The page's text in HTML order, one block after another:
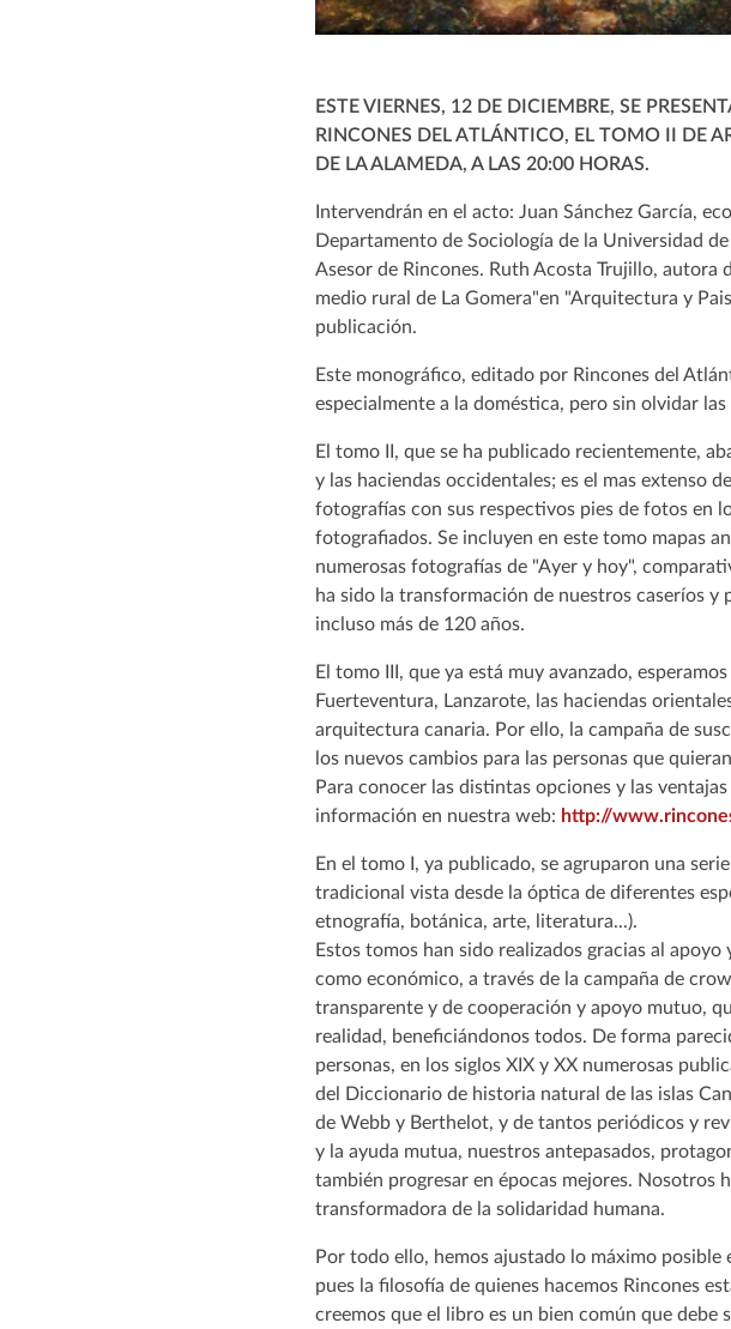
ESTE VIERNES, 12 DE DICIEMBRE, SE
RINCONES DEL ATLÁNTICO, EL TOMO II DE
DE LA ALAMEDA, A LAS 20:00 HORAS.
Intervendrán en el acto: Juan Sánchez García,
Departamento de Sociología de la Universidad
Asesor de Rincones. Ruth Acosta Trujillo,
medio rural de La Gomera"en "Arquitectura y
publicación.
Este monográfico, editado por Rincones del
especialmente a la doméstica, pero sin olvidar
El tomo II, que se ha publicado recientemente,
y las haciendas occidentales; es el mas extenso
fotografías con sus respectivos pies de fotos en
fotografiados. Se incluyen en este tomo mapas
numerosas fotografías de "Ayer y hoy",
ha sido la transformación de nuestros caseríos y
incluso más de 120 años.
El tomo III, que ya está muy avanzado,
Fuerteventura, Lanzarote, las haciendas
arquitectura canaria. Por ello, la campaña de
los nuevos cambios para las personas que
Para conocer las distintas opciones y las
información en nuestra web: http://
En el tomo I, ya publicado, se agruparon una
tradicional vista desde la óptica de diferentes
etnografía, botánica, arte, literatura...).
Estos tomos han sido realizados gracias al
como económico, a través de la campaña de
transparente y de cooperación y apoyo mutuo,
realidad, beneficiándonos todos. De forma
personas, en los siglos XIX y XX numerosas
del Diccionario de historia natural de las islas
de Webb y Berthelot, y de tantos periódicos y
y la ayuda mutua, nuestros antepasados,
también progresar en épocas mejores. Nosotros
transformadora de la solidaridad humana.
Por todo ello, hemos ajustado lo máximo
pues la filosofía de quienes hacemos Rincones
creemos que el libro es un bien común que debe